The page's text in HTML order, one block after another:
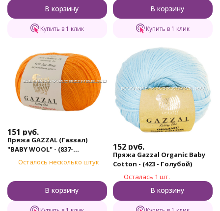
В корзину
Купить в 1 клик
В корзину
Купить в 1 клик
151 руб.
Пряжа GAZZAL (Газзал)
"BABY WOOL" - (837-
Желтооранжевый)
Осталось несколько штук
В корзину
152 руб.
Пряжа Gazzal Organic Baby
Cotton - (423 - Голубой)
Осталась 1 шт.
В корзину